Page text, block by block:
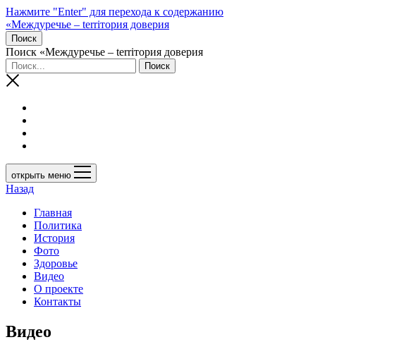
Нажмите "Enter" для перехода к содержанию
«Междуречье – terriтория доверия
Поиск
Поиск «Междуречье – terriтория доверия
открыть меню
Назад
Главная
Политика
История
Фото
Здоровье
Видео
О проекте
Контакты
Видео